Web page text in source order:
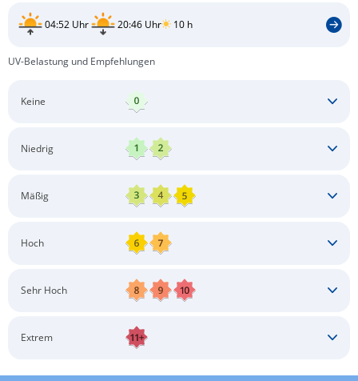
04:52 Uhr 20:46 Uhr 10 h
UV-Belastung und Empfehlungen
Keine
Niedrig
Mäßig
Langärmlige Bekleidung
Hoch
Langärmlige Bekleidung
Sonnenbrille
Sehr Hoch
Langärmlige Bekleidung
Extrem